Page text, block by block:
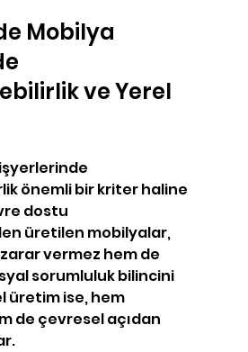
Mobilya
ve Yerel
önemli bir kriter haline
dostu
üretilen mobilyalar,
vermez hem de
sorumluluk bilincini
üretim ise, hem
de çevresel açıdan